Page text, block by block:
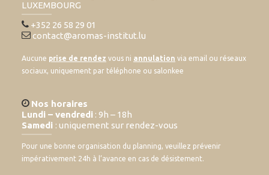
LUXEMBOURG
+352 26 58 29 01
contact@aromas-institut.lu
Aucune prise de rendez vous ni annulation via email ou réseaux
sociaux, uniquement par téléphone ou salonkee
Nos horaires
Lundi – vendredi : 9h – 18h
Samedi : uniquement sur rendez-vous
Pour une bonne organisation du planning, veuillez prévenir
impérativement 24h à l’avance en cas de désistement.